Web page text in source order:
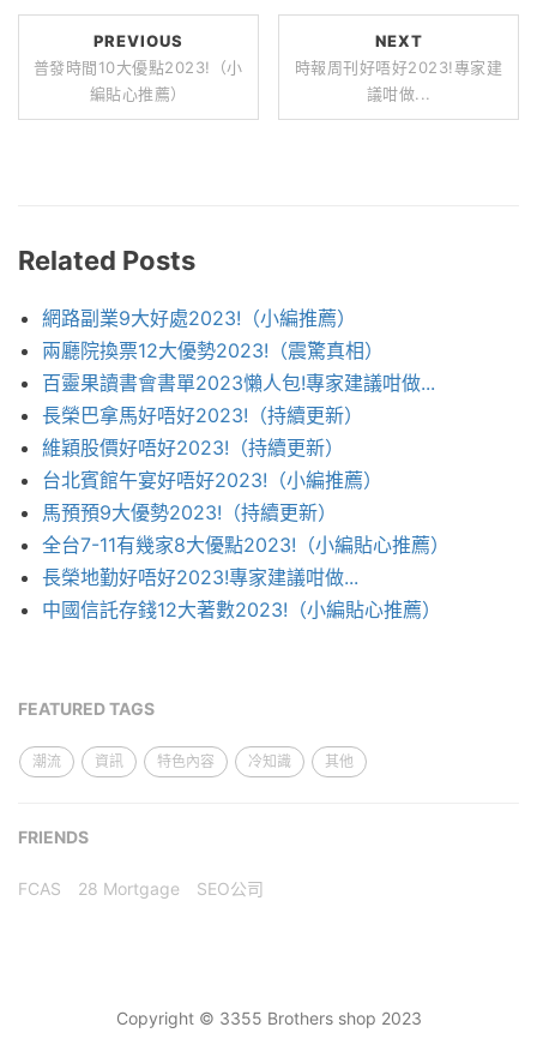
PREVIOUS
普發時間10大優點2023!（小
編貼心推薦）
NEXT
時報周刊好唔好2023!專家建
議咁做...
Related Posts
網路副業9大好處2023!（小編推薦）
兩廳院換票12大優勢2023!（震驚真相）
百靈果讀書會書單2023懶人包!專家建議咁做...
長榮巴拿馬好唔好2023!（持續更新）
維穎股價好唔好2023!（持續更新）
台北賓館午宴好唔好2023!（小編推薦）
馬預預9大優勢2023!（持續更新）
全台7-11有幾家8大優點2023!（小編貼心推薦）
長榮地勤好唔好2023!專家建議咁做...
中國信託存錢12大著數2023!（小編貼心推薦）
FEATURED TAGS
潮流 資訊 特色內容 冷知識 其他
FRIENDS
FCAS 28 Mortgage SEO公司
Copyright © 3355 Brothers shop 2023